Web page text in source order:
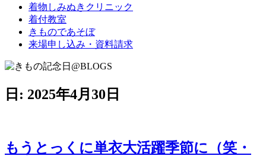
す。
着物しみぬきクリニック
着付教室
きものであそぼ
来場申し込み・資料請求
日: 2025年4月30日
もうとっくに単衣大活躍季節に（笑・